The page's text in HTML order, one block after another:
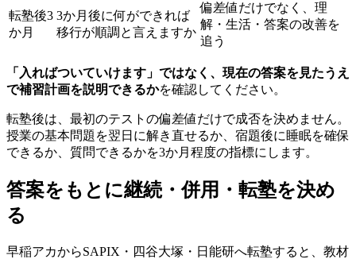
転塾後3
か月
3か月後に何ができれば
移行が順調と言えますか
偏差値だけでなく、理
解・生活・答案の改善を
追う
「入ればついていけます」ではなく、現在の答案を見たうえ
で補習計画を説明できるかを確認してください。
転塾後は、最初のテストの偏差値だけで成否を決めません。
授業の基本問題を翌日に解き直せるか、宿題後に睡眠を確保
できるか、質問できるかを3か月程度の指標にします。
答案をもとに継続・併用・転塾を決め
る
早稲アカからSAPIX・四谷大塚・日能研へ転塾すると、教材